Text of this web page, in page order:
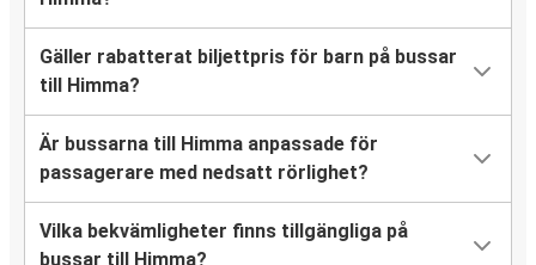
Gäller rabatterat biljettpris för barn på bussar
till Himma?
Är bussarna till Himma anpassade för
passagerare med nedsatt rörlighet?
Vilka bekvämligheter finns tillgängliga på
bussar till Himma?